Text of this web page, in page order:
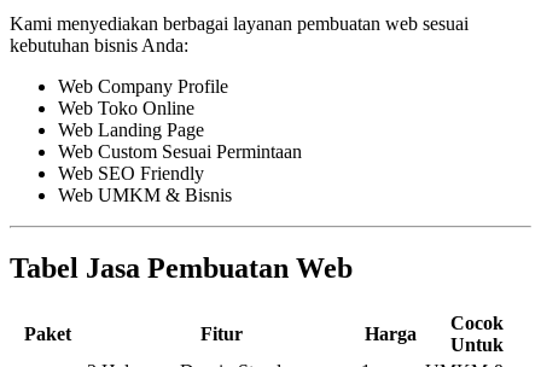
Kami menyediakan berbagai layanan pembuatan web sesuai
kebutuhan bisnis Anda:
Web Company Profile
Web Toko Online
Web Landing Page
Web Custom Sesuai Permintaan
Web SEO Friendly
Web UMKM & Bisnis
Tabel Jasa Pembuatan Web
Paket Fitur Harga
Cocok
Untuk